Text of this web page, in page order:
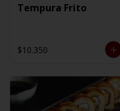
Tempura Frito
$10.350